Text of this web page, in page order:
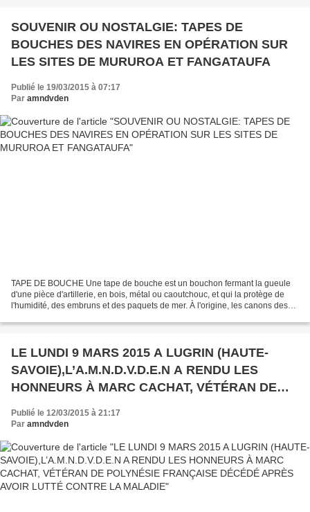
SOUVENIR OU NOSTALGIE: TAPES DE
BOUCHES DES NAVIRES EN OPÉRATION SUR
LES SITES DE MURUROA ET FANGATAUFA
Publié le 19/03/2015 à 07:17
Par amndvden
TAPE DE BOUCHE Une tape de bouche est un bouchon fermant la gueule
d'une pièce d'artillerie, en bois, métal ou caoutchouc, et qui la protège de
l'humidité, des embruns et des paquets de mer. À l'origine, les canons des
LE LUNDI 9 MARS 2015 A LUGRIN (HAUTE-
SAVOIE),L’A.M.N.D.V.D.E.N A RENDU LES
HONNEURS À MARC CACHAT, VÉTÉRAN DE
POLYNÉSIE FRANÇAISE DÉCÉDÉ APRÈS
AVOIR LUTTÉ CONTRE LA MALADIE
Publié le 12/03/2015 à 21:17
Par amndvden